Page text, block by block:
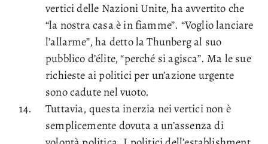
vertici delle Nazioni Unite, ha avvertito che
“la nostra casa è in fiamme”. “Voglio lanciare
l’allarme”, ha detto la Thunberg al suo
pubblico d’élite, “perché si agisca”. Ma le sue
richieste ai politici per un’azione urgente
sono cadute nel vuoto.
Tuttavia, questa inerzia nei vertici non è
semplicemente dovuta a un’assenza di